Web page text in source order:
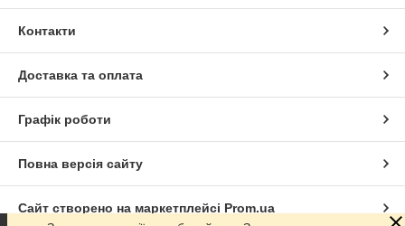
Контакти
Доставка та оплата
Графік роботи
Повна версія сайту
Сайт створено на маркетплейсі Prom.ua